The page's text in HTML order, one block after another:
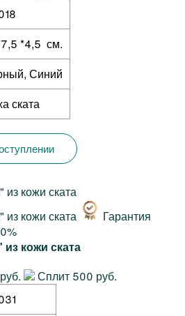
*4,5 см.
Синий
ската
Гарантия
кожи ската
Сплит 500 руб.